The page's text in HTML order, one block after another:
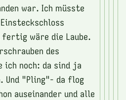
war. Ich müsste
fertig wäre die Laube.
des
ich noch: da sind ja
Und "Pling"- da flog
auseinander und alle